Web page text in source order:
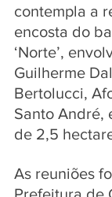
contempla a
encosta do
‘Norte’,
Guilherme
Bertolucci,
Santo André,
de 2,5
As reuniões